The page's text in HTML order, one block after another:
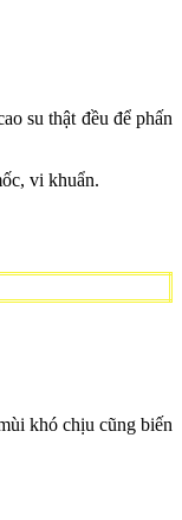
su thật đều để phấn
vi khuẩn.
khó chịu cũng biến